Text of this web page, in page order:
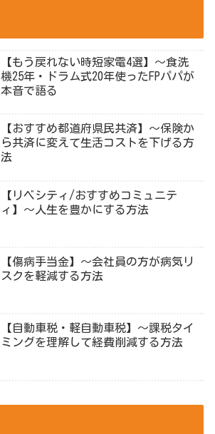
【もう戻れない時短家電4選】～食洗
機25年・ドラム式20年使ったFPパパが
本音で語る
【おすすめ都道府県民共済】～保険か
ら共済に変えて生活コストを下げる方
法
【リベシティ/おすすめコミュニテ
ィ】～人生を豊かにする方法
【傷病手当金】～会社員の方が病気リ
スクを軽減する方法
【自動車税・軽自動車税】～課税タイ
ミングを理解して経費削減する方法